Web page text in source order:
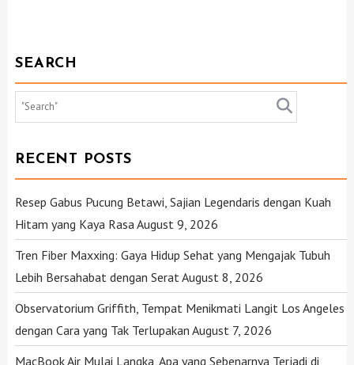
SEARCH
RECENT POSTS
Resep Gabus Pucung Betawi, Sajian Legendaris dengan Kuah
Hitam yang Kaya Rasa August 9, 2026
Tren Fiber Maxxing: Gaya Hidup Sehat yang Mengajak Tubuh
Lebih Bersahabat dengan Serat August 8, 2026
Observatorium Griffith, Tempat Menikmati Langit Los Angeles
dengan Cara yang Tak Terlupakan August 7, 2026
MacBook Air Mulai Langka, Apa yang Sebenarnya Terjadi di